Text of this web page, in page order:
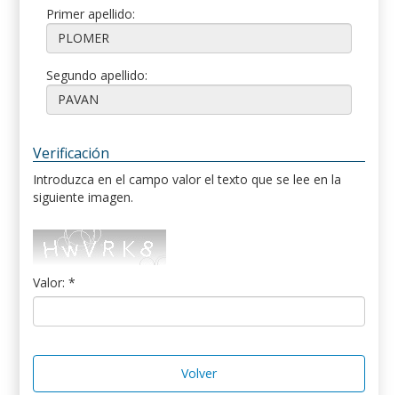
Primer apellido:
Segundo apellido:
Verificación
Introduzca en el campo valor el texto que se lee en la
siguiente imagen.
Valor: *
Volver